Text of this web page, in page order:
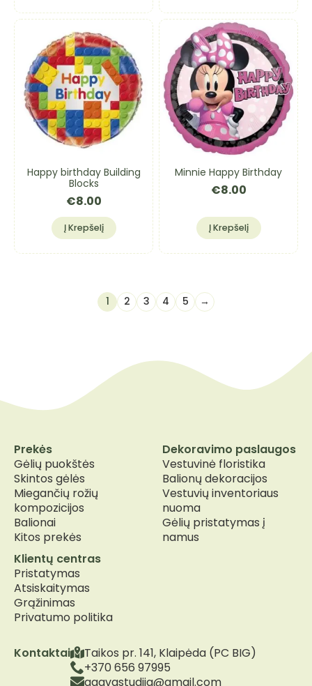
Happy birthday Building
Blocks
€8.00
Į Krepšelį
Minnie Happy Birthday
€8.00
Į Krepšelį
1 2 3 4 5 →
Kontaktai
Taikos pr. 141, Klaipėda (PC BIG)
+370 656 97995
agavastudija@gmail.com
Prekės
Gėlių puokštės
Skintos gėlės
Miegančių rožių
kompozicijos
Balionai
Kitos prekės
Dekoravimo paslaugos
Vestuvinė floristika
Balionų dekoracijos
Vestuvių inventoriaus
nuoma
Gėlių pristatymas į
namus
Klientų centras
Pristatymas
Atsiskaitymas
Grąžinimas
Privatumo politika